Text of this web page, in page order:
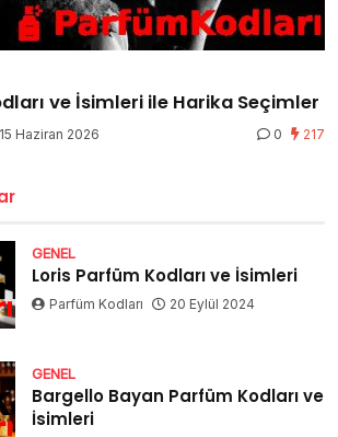
ve İsimleri ile Harika Seçimler
15 Haziran 2026 0 217
GENEL
Loris Parfüm Kodları ve İsimleri
Parfüm Kodları 20 Eylül 2024
GENEL
Bargello Bayan Parfüm Kodları ve
İsimleri